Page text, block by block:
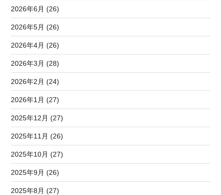
2026年6月 (26)
2026年5月 (26)
2026年4月 (26)
2026年3月 (28)
2026年2月 (24)
2026年1月 (27)
2025年12月 (27)
2025年11月 (26)
2025年10月 (27)
2025年9月 (26)
2025年8月 (27)